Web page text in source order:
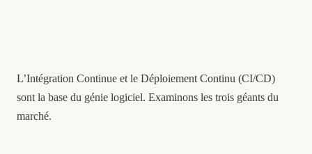
L’Intégration Continue et le Déploiement Continu (CI/CD)
sont la base du génie logiciel. Examinons les trois géants du
marché.